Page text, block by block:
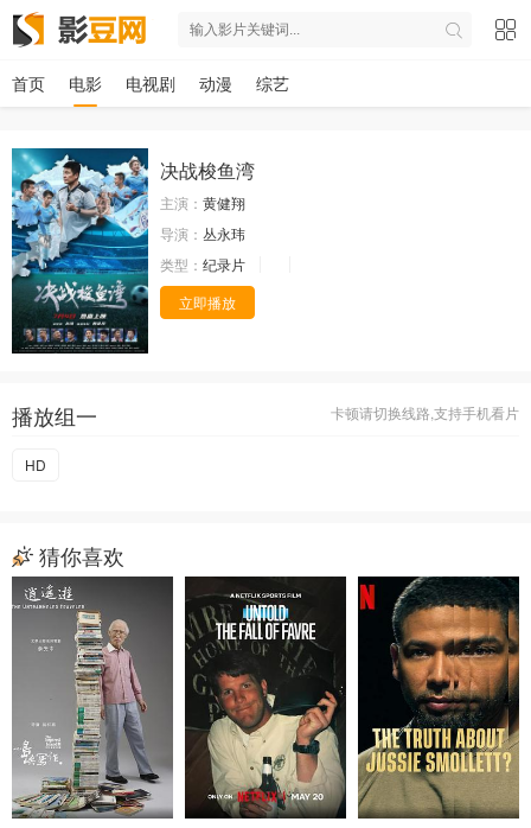
首页 电影 电视剧 动漫 综艺
决战梭鱼湾
主演： 黄健翔
导演： 丛永玮
类型： 纪录片
立即播放
卡顿请切换线路,支持手机看片
播放组一
HD
猜你喜欢